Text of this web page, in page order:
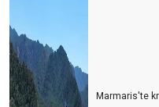
Marmaris'te